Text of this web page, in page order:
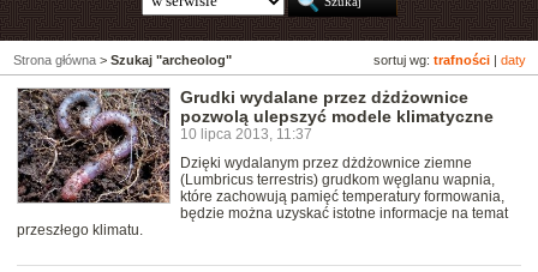
sortuj wg: trafności daty
Strona główna > Szukaj "archeolog"
Grudki wydalane przez dżdżownice
pozwolą ulepszyć modele klimatyczne
10 lipca 2013, 11:37
Dzięki wydalanym przez dżdżownice ziemne
(Lumbricus terrestris) grudkom węglanu wapnia,
które zachowują pamięć temperatury formowania,
będzie można uzyskać istotne informacje na temat
przeszłego klimatu.